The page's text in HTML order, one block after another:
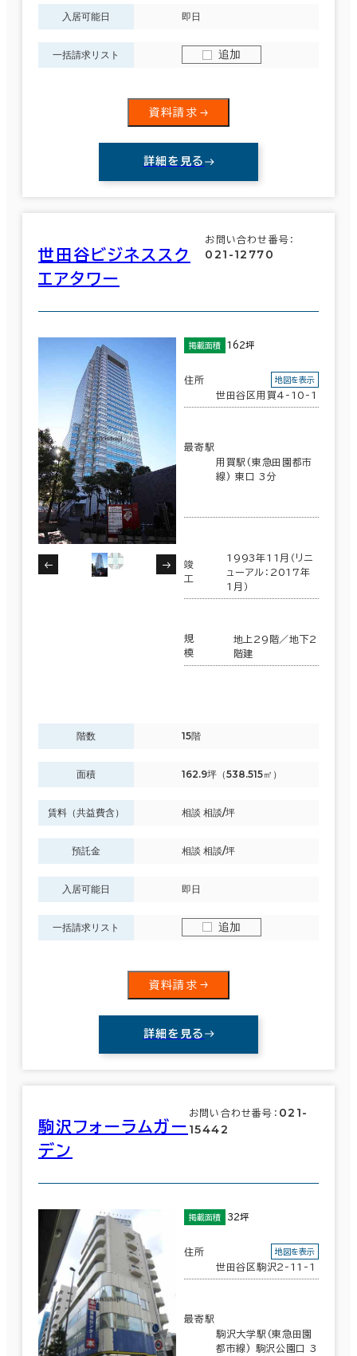
入居可能日 即日
一括請求リスト 追加
資料請求
詳細を見る
世田谷ビジネススク
エアタワー
お問い合わせ番号：
021-12770
掲載面積 162坪
住所
世田谷区用賀4-10-1
地図を表示
最寄駅
用賀駅(東急田園都市
線) 東口 3分
竣
工
1993年11月（リニ
ューアル：2017年
1月）
規
模
地上29階／地下2
階建
階数 15階
面積 162.9坪（538.515㎡）
賃料（共益費含） 相談 相談/坪
預託金 相談 相談/坪
入居可能日 即日
一括請求リスト 追加
資料請求
詳細を見る
駒沢フォーラムガー
デン
お問い合わせ番号： 021-
15442
掲載面積 32坪
住所
世田谷区駒沢2-11-1
地図を表示
最寄駅
駒沢大学駅(東急田園
都市線) 駒沢公園口 3